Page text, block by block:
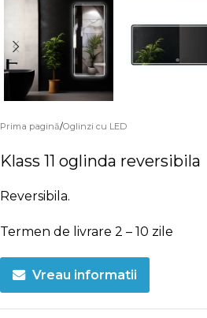
Prima pagină/Oglinzi cu LED
Klass 11 oglinda reversibila
Reversibila.
Termen de livrare 2 – 10 zile
Vreau informatii